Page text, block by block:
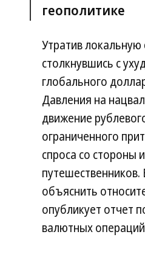
геополитике
Утратив
столкнувшись с
глобального
Давления на
движение
ограниченного
спроса со стороны
объяснить
опубликует отчет
валютных